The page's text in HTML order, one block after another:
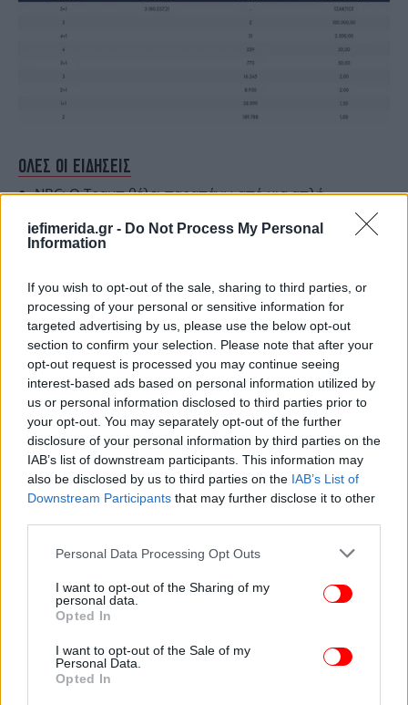
iefimerida.gr - Do Not Process My Personal
Information
If you wish to opt-out of the sale, sharing to third parties, or
processing of your personal or sensitive information for
targeted advertising by us, please use the below opt-out
section to confirm your selection. Please note that after your
opt-out request is processed you may continue seeing
interest-based ads based on personal information utilized by
us or personal information disclosed to third parties prior to
your opt-out. You may separately opt-out of the further
disclosure of your personal information by third parties on the
IAB’s list of downstream participants. This information may
also be disclosed by us to third parties on the IAB’s List of
Downstream Participants that may further disclose it to other
Please note that this website/app uses one or more Google
not limited to your visit or usage behaviour. You may click to
grant or deny consent to Google and its third-party tags to
use your data for below specified purposes in below Google
consent section.
Personal Data Processing Opt Outs
I want to opt-out of the Sharing of my
personal data.
Opted In
I want to opt-out of the Sale of my
Personal Data.
Opted In
ΟΛΕΣ ΟΙ ΕΙΔΗΣΕΙΣ
NBC: Ο Τραμπ θέλει παραπάνω από μια απλή
συμφωνία για τα ορυκτά για να επαναφέρει τη βοήθεια
στην Ουκρανία -Τι άλλο θα ζητήσει
χρυσό στο επί κοντώ με άλμα στα 5,90 μ.
Πέθανε ο πρίγκιπας Φρέντερικ του Λουξεμβούργου σε
ηλικία 22 ετών